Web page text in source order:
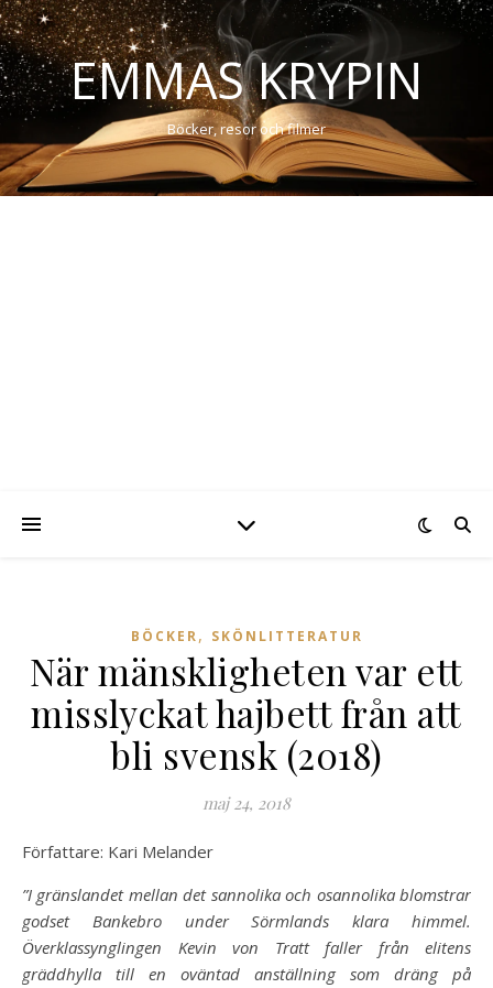
EMMAS KRYPIN
Böcker, resor och filmer
BÖCKER, SKÖNLITTERATUR
När mänskligheten var ett
misslyckat hajbett från att
bli svensk (2018)
maj 24, 2018
Författare: Kari Melander
”I gränslandet mellan det sannolika och osannolika blomstrar
godset Bankebro under Sörmlands klara himmel.
Överklassynglingen Kevin von Tratt faller från elitens
gräddhylla till en oväntad anställning som dräng på